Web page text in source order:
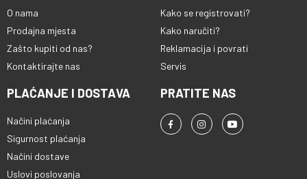
O nama
Prodajna mjesta
Zašto kupiti od nas?
Kontaktirajte nas
Kako se registrovati?
Kako naručiti?
Reklamacija i povrati
Servis
PLAĆANJE I DOSTAVA
Načini plaćanja
Sigurnost plaćanja
Načini dostave
Uslovi poslovanja
PRATITE NAS